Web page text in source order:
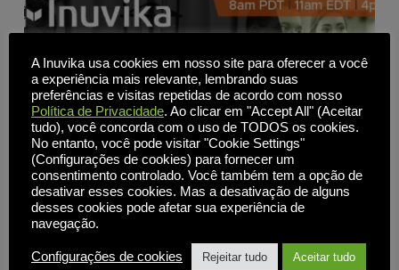
Revolucione o fornecimento de aplicativos e desktops:
Aumente a eficiência e reduza os custos com o 10ZiG e
o Inuvika OVD
A Inuvika usa cookies em nosso site para oferecer a você
a experiência mais relevante, lembrando suas
preferências e visitas repetidas de acordo com nosso
Política de Privacidade. Ao clicar em "Accept All" (Aceitar
tudo), você concorda com o uso de TODOS os cookies.
No entanto, você pode visitar "Cookie Settings"
(Configurações de cookies) para fornecer um
consentimento controlado. Você também tem a opção de
desativar esses cookies. Mas a desativação de alguns
desses cookies pode afetar sua experiência de
navegação.
Configurações de cookies Rejeitar tudo Aceitar tudo